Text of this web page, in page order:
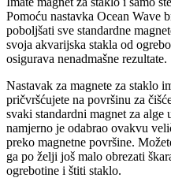
Pomoću nastavka Ocean Wave
poboljšati sve standardne
svoja akvarijska stakla od
osigurava nenadmašne rezultate.
Nastavak za magnete za staklo
pričvršćujete na površinu za
svaki standardni magnet za
namjerno je odabrao ovakvu
preko magnetne površine.
ga po želji još malo obrezati
ogrebotine i štiti staklo.